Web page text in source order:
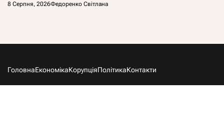
8 Серпня, 2026Федоренко Світлана
ГоловнаЕкономікаКорупціяПолітикаКонтакти